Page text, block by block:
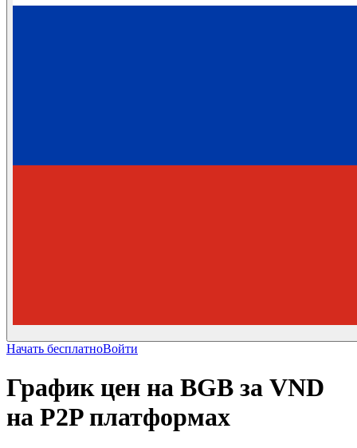
Начать бесплатноВойти
График цен на BGB за VND
на P2P платформах